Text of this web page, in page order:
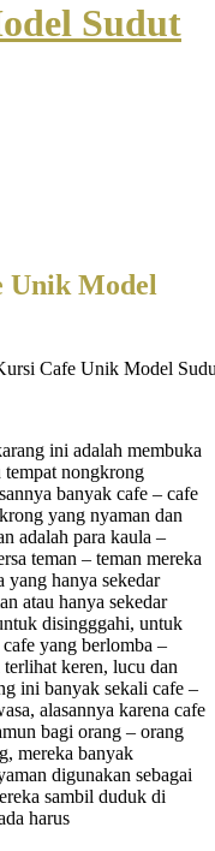
Sudut
Unik Model
ini adalah membuka
tempat nongkrong
banyak cafe – cafe
yang nyaman dan
adalah para kaula –
teman – teman mereka
hanya sekedar
atau hanya sekedar
disingggahi, untuk
yang berlomba –
keren, lucu dan
ini banyak sekali cafe –
alasannya karena cafe
bagi orang – orang
mereka banyak
digunakan sebagai
sambil duduk di
harus